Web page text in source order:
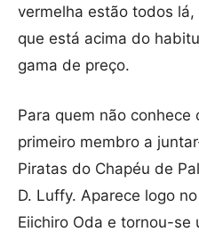
vermelha estão todos
que está acima do
gama de preço.
Para quem não conhece
primeiro membro a
Piratas do Chapéu de
D. Luffy. Aparece logo
Eiichiro Oda e tornou-se